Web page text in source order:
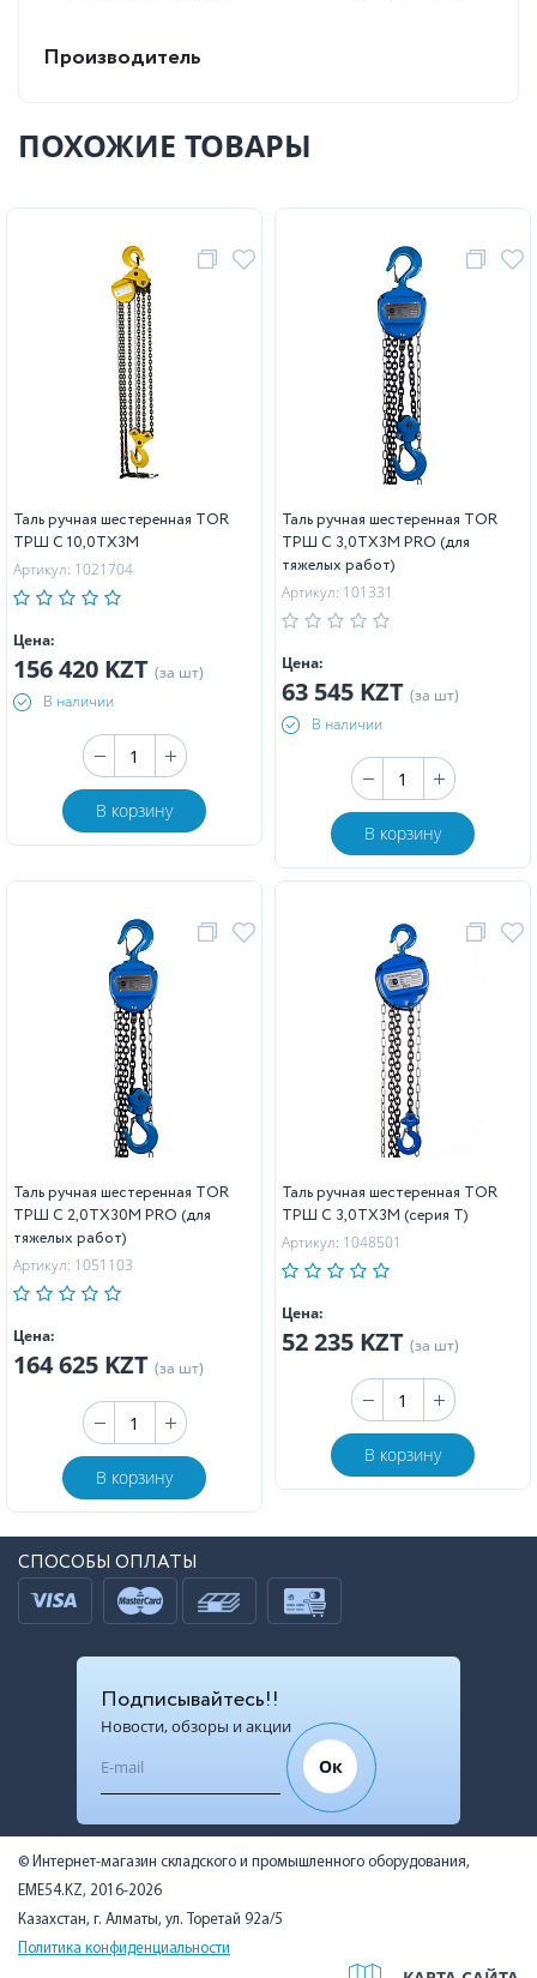
Производитель
ПОХОЖИЕ ТОВАРЫ
Таль ручная шестеренная TOR
ТРШ C 10,0ТХ3М
Артикул: 1021704
Цена:
156 420 KZT (за шт)
В наличии
В корзину
Таль ручная шестеренная TOR
ТРШ C 3,0ТХ3М PRO (для
тяжелых работ)
Артикул: 101331
Цена:
63 545 KZT (за шт)
В наличии
В корзину
Таль ручная шестеренная TOR
ТРШ C 2,0ТХ30М PRO (для
тяжелых работ)
Артикул: 1051103
Цена:
164 625 KZT (за шт)
В корзину
Таль ручная шестеренная TOR
ТРШ C 3,0ТХ3М (серия T)
Артикул: 1048501
Цена:
52 235 KZT (за шт)
В корзину
СПОСОБЫ ОПЛАТЫ
Подписывайтесь!!
Новости, обзоры и акции
Ок
© Интернет-магазин складского и промышленного оборудования,
EME54.KZ, 2016-2026
Казахстан, г. Алматы, ул. Торетай 92а/5
Политика конфиденциальности